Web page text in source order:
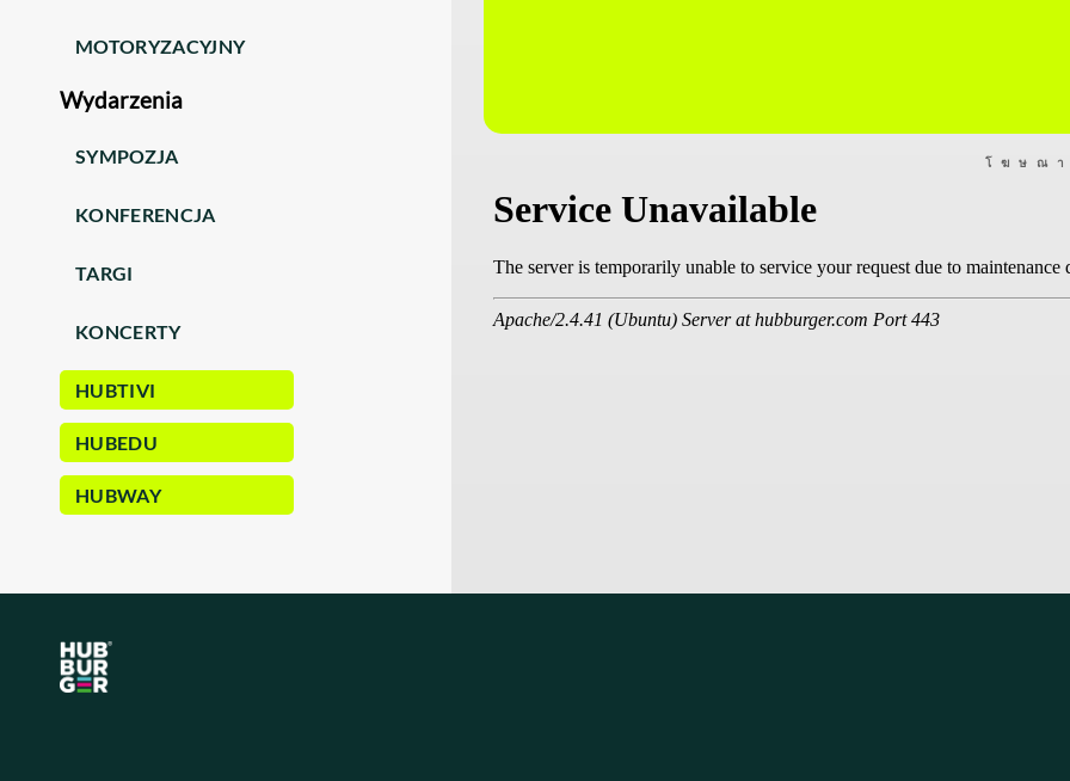
MOTORYZACYJNY
Wydarzenia
SYMPOZJA
KONFERENCJA
TARGI
KONCERTY
HUBTIVI
HUBEDU
HUBWAY
โฆษณ